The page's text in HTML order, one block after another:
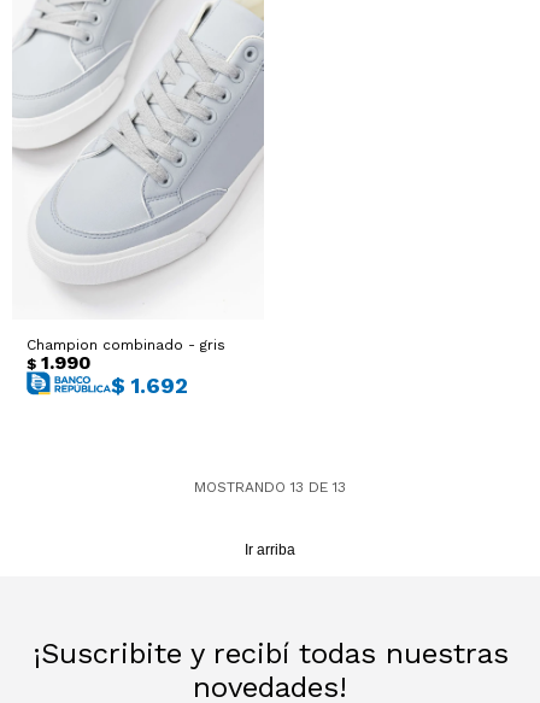
Champion combinado - gris
$ 1.990
$ 1.692
MOSTRANDO 13 DE 13
Ir arriba
¡Suscribite y recibí todas nuestras
novedades!